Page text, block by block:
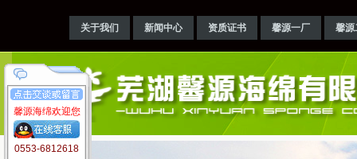
关于我们 新闻中心 资质证书 馨源一厂 馨源
馨源海绵欢迎您
0553-6812618